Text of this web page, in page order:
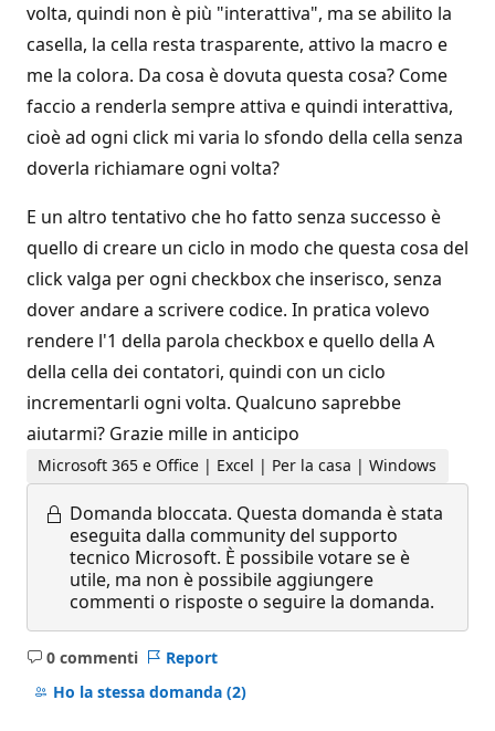
volta, quindi non è più "interattiva", ma se abilito la
casella, la cella resta trasparente, attivo la macro e
me la colora. Da cosa è dovuta questa cosa? Come
faccio a renderla sempre attiva e quindi interattiva,
cioè ad ogni click mi varia lo sfondo della cella senza
doverla richiamare ogni volta?
E un altro tentativo che ho fatto senza successo è
quello di creare un ciclo in modo che questa cosa del
click valga per ogni checkbox che inserisco, senza
dover andare a scrivere codice. In pratica volevo
rendere l'1 della parola checkbox e quello della A
della cella dei contatori, quindi con un ciclo
incrementarli ogni volta. Qualcuno saprebbe
aiutarmi? Grazie mille in anticipo
Microsoft 365 e Office | Excel | Per la casa | Windows
Domanda bloccata. Questa domanda è stata
eseguita dalla community del supporto
tecnico Microsoft. È possibile votare se è
utile, ma non è possibile aggiungere
commenti o risposte o seguire la domanda.
0 commenti
Nessun
commento
Report
Ho la stessa domanda (2)